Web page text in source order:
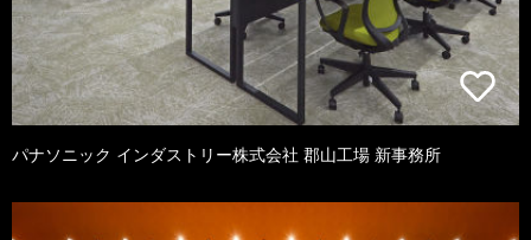
パナソニック インダストリー株式会社 郡山工場 新事務所